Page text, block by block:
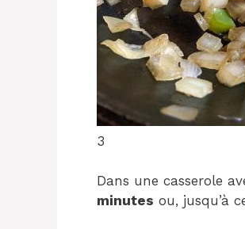
3
Dans une casserole
minutes ou, jusqu’à